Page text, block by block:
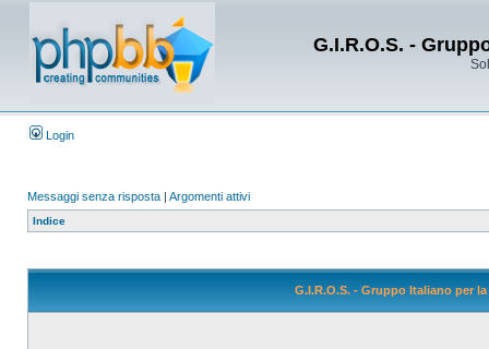
G.I.R.O.S. -
Login
Messaggi senza risposta | Argomenti attivi
Indice
G.I.R.O.S. - Gruppo Italiano per